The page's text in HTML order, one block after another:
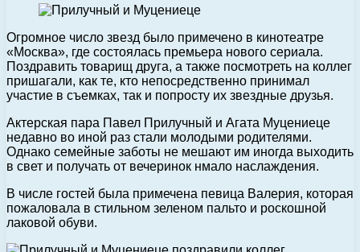
Огромное число звезд было примечено в кинотеатре
«Москва», где состоялась премьера нового сериала.
Поздравить товарищ друга, а также посмотреть на коллег
пришагали, как те, кто непосредственно принимал
участие в съемках, так и попросту их звездные друзья.
Актерская пара Павел Прилучный и Агата Муцениеце
недавно во иной раз стали молодыми родителями.
Однако семейные заботы не мешают им иногда выходить
в свет и получать от вечеринок нмало наслаждения.
В числе гостей была примечена певица Валерия, которая
пожаловала в стильном зеленом пальто и роскошной
лаковой обуви.